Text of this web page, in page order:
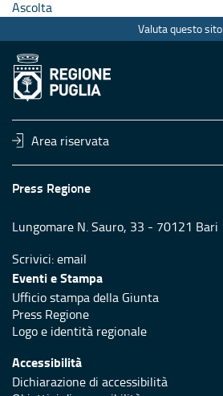
Ascolta
Valuta questo sito
Area riservata
Press Regione
Lungomare N. Sauro, 33 - 70121 Bari
Scrivici:email
Eventi e Stampa
Ufficio stampa della Giunta
Press Regione
Logo e identità regionale
Accessibilità
Dichiarazione di accessibilità